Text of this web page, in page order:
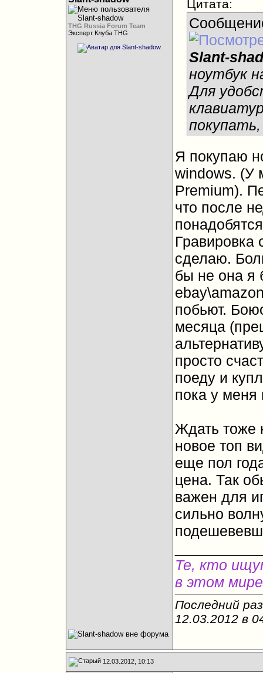
THG Russia Forum Team
Эксперт Клуба THG
Цитата:
Slant-
ноутбук
Для
Я покупаю
windows. (У
Premium).
что после
Гравировка
сделаю.
бы не она я
побьют.
месяца
просто
поеду и
пока у меня
Ждать тоже
новое топ
еще пол
цена. Так
важен для
сильно
Те, кто
в этом мире
Последний
12.03.2012 в
12.03.2012, 10:13